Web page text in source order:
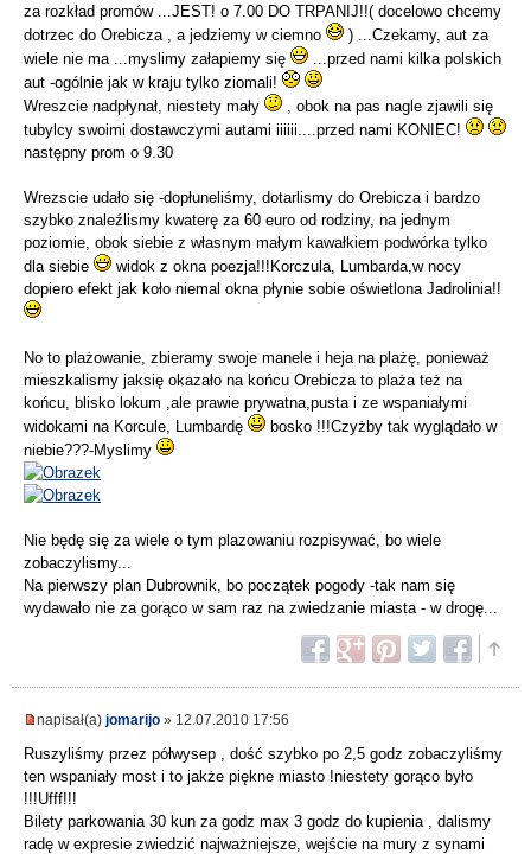
za rozkład promów ...JEST! o 7.00 DO TRPANIJ!!( docelowo chcemy
dotrzec do Orebicza , a jedziemy w ciemno
) ...Czekamy, aut za
wiele nie ma ...myslimy załapiemy się
...przed nami kilka polskich
aut -ogólnie jak w kraju tylko ziomali!
Wreszcie nadpłynał, niestety mały
, obok na pas nagle zjawili się
tubylcy swoimi dostawczymi autami iiiiii....przed nami KONIEC!
następny prom o 9.30
Wrezscie udało się -dopłuneliśmy, dotarlismy do Orebicza i bardzo
szybko znaleźlismy kwaterę za 60 euro od rodziny, na jednym
poziomie, obok siebie z własnym małym kawałkiem podwórka tylko
dla siebie
widok z okna poezja!!!Korczula, Lumbarda,w nocy
dopiero efekt jak koło niemal okna płynie sobie oświetlona Jadrolinia!!
No to plażowanie, zbieramy swoje manele i heja na plażę, ponieważ
mieszkalismy jaksię okazało na końcu Orebicza to plaża też na
końcu, blisko lokum ,ale prawie prywatna,pusta i ze wspaniałymi
widokami na Korcule, Lumbardę
bosko !!!Czyżby tak wyglądało w
niebie???-Myslimy
Nie będę się za wiele o tym plazowaniu rozpisywać, bo wiele
zobaczylismy...
Na pierwszy plan Dubrownik, bo początek pogody -tak nam się
wydawało nie za gorąco w sam raz na zwiedzanie miasta - w drogę...
napisał(a) jomarijo » 12.07.2010 17:56
Ruszyliśmy przez półwysep , dość szybko po 2,5 godz zobaczyliśmy
ten wspaniały most i to jakże piękne miasto !niestety gorąco było
!!!Ufff!!!
Bilety parkowania 30 kun za godz max 3 godz do kupienia , dalismy
radę w expresie zwiedzić najważniejsze, wejście na mury z synami